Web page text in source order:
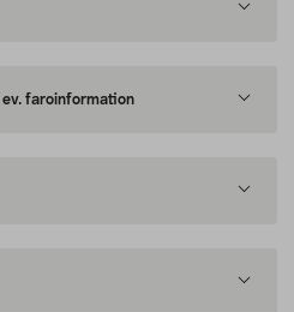
faroinformation